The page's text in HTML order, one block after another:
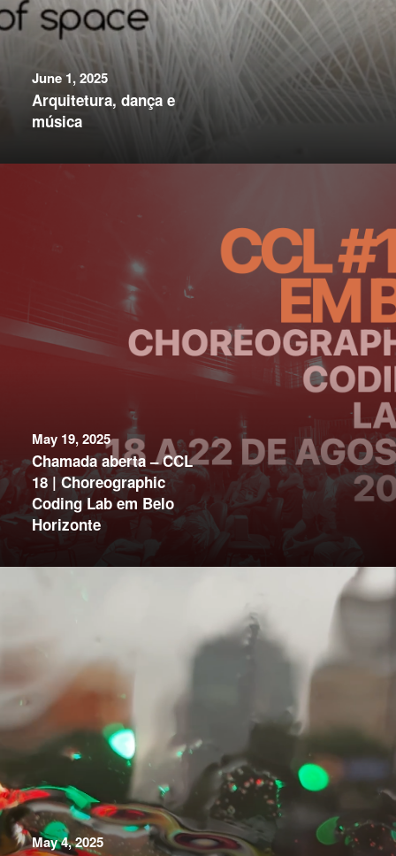
June 1, 2025
Arquitetura, dança e
música
May 19, 2025
Chamada aberta – CCL
18 | Choreographic
Coding Lab em Belo
Horizonte
May 4, 2025